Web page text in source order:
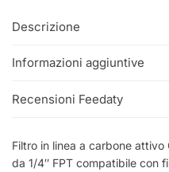
Descrizione
Informazioni aggiuntive
Recensioni Feedaty
Filtro in linea a carbone attivo
da 1/4″ FPT compatibile con